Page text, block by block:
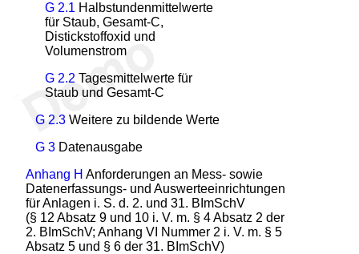
G 2.1 Halbstundenmittelwerte
für Staub, Gesamt-C,
Distickstoffoxid und
Volumenstrom
G 2.2 Tagesmittelwerte für
Staub und Gesamt-C
G 2.3 Weitere zu bildende Werte
G 3 Datenausgabe
Anhang H Anforderungen an Mess- sowie
Datenerfassungs- und Auswerteeinrichtungen
für Anlagen i. S. d. 2. und 31. BImSchV
(§ 12 Absatz 9 und 10 i. V. m. § 4 Absatz 2 der
2. BImSchV; Anhang VI Nummer 2 i. V. m. § 5
Absatz 5 und § 6 der 31. BImSchV)